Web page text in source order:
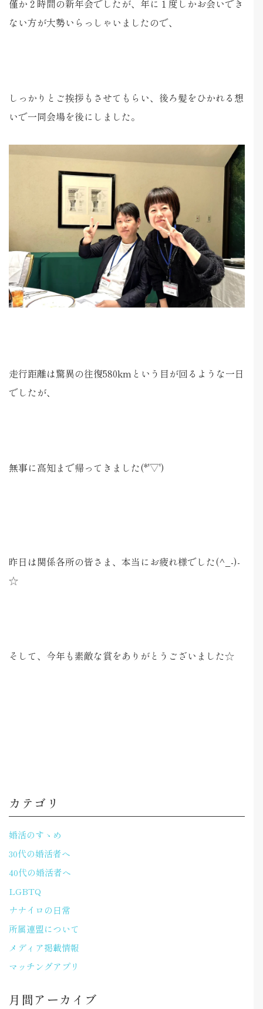
僅か２時間の新年会でしたが、年に１度しかお会いでき
ない方が大勢いらっしゃいましたので、
しっかりとご挨拶もさせてもらい、後ろ髪をひかれる想
いで一同会場を後にしました。
走行距離は驚異の往復580kmという目が回るような一日
でしたが、
無事に高知まで帰ってきました(*'▽')
昨日は関係各所の皆さま、本当にお疲れ様でした(^_-)-
☆
そして、今年も素敵な賞をありがとうございました☆
カテゴリ
婚活のすゝめ
30代の婚活者へ
40代の婚活者へ
LGBTQ
ナナイロの日常
所属連盟について
メディア掲載情報
マッチングアプリ
月間アーカイブ